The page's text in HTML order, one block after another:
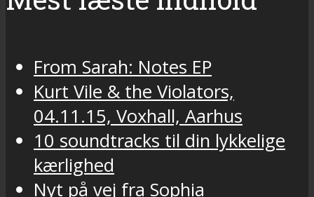
From Sarah: Notes EP
Kurt Vile & the Violators,
04.11.15, Voxhall, Aarhus
10 soundtracks til din lykkelige
kærlighed
Nyt på vej fra Sophia